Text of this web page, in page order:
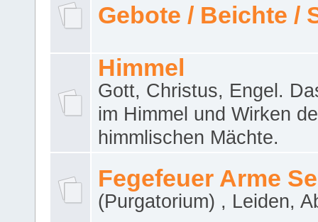
Gebote / Beichte /
Himmel
Gott, Christus, Engel.
im Himmel und Wirken
himmlischen Mächte.
Fegefeuer Arme
(Purgatorium) , Leiden,